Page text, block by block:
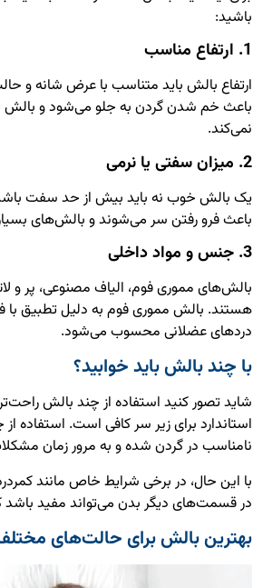
باشید:
1. ارتفاع مناسب
ارتفاع بالش باید متناسب با عرض شانه و
باعث خم شدن گردن به جلو می‌شود و بالش
نمی‌کند.
2. میزان سفتی یا نرمی
یک بالش خوب نه باید بیش از حد سفت
باعث فرو رفتن سر می‌شوند و بالش‌های
3. جنس و مواد داخلی
بالش‌های مموری فوم، الیاف مصنوعی، پر و
هستند. بالش مموری فوم به دلیل تطبیق با
دردهای عضلانی محسوب می‌شود.
با چند بالش باید خوابید؟
شاید تصور کنید استفاده از چند بالش
استاندارد برای زیر سر کافی است. استفاده
نامناسب در گردن شده و به مرور زمان
با این حال، در برخی شرایط خاص مانند
در قسمت‌های دیگر بدن می‌تواند مفید
بهترین بالش برای حالت‌های